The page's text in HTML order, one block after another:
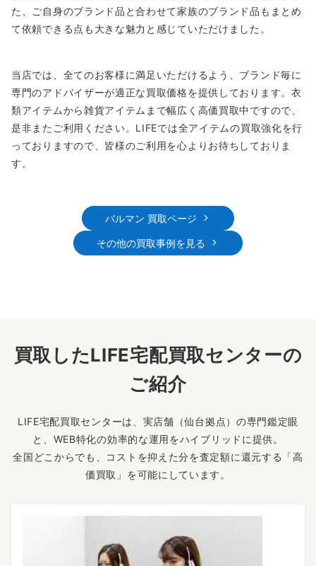
た、ご自身のブランド品と合わせて家族のブランド品もまとめ
て依頼できる点も大きな魅力と感じていただけました。
当店では、全てのお客様に満足いただけるよう、ブランド毎に
専門のアドバイザーが適正な買取価格を提供しております。衣
類アイテムから雑貨アイテムまで幅広く高価買取中ですので、
是非またご利用ください。LIFEでは全アイテムの買取強化を行
っておりますので、皆様のご利用を心よりお待ちしておりま
す。
バルマン 買取ページ
その他の買取事例を見る
買取したLIFE宅配買取センターの
ご紹介
LIFE宅配買取センターは、実店舗（仙台拠点）の専門鑑定眼
と、WEB特化の効率的な運用をハイブリッドに提供。
全国どこからでも、コストを抑えた分を査定額に還元する「高
価買取」を可能にしています。